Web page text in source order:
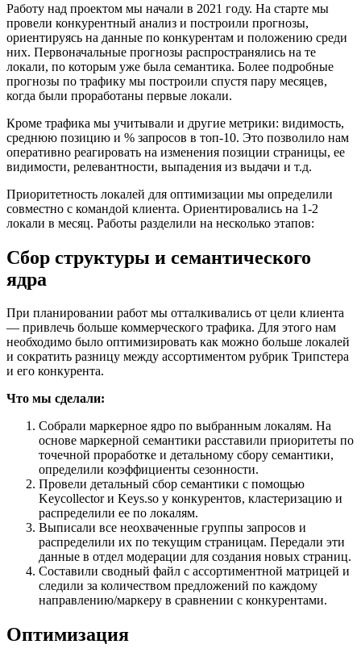
Работу над проектом мы начали в 2021 году. На старте мы
провели конкурентный анализ и построили прогнозы,
ориентируясь на данные по конкурентам и положению среди
них. Первоначальные прогнозы распространялись на те
локали, по которым уже была семантика. Более подробные
прогнозы по трафику мы построили спустя пару месяцев,
когда были проработаны первые локали.
Кроме трафика мы учитывали и другие метрики: видимость,
среднюю позицию и % запросов в топ-10. Это позволило нам
оперативно реагировать на изменения позиции страницы, ее
видимости, релевантности, выпадения из выдачи и т.д.
Приоритетность локалей для оптимизации мы определили
совместно с командой клиента. Ориентировались на 1-2
локали в месяц. Работы разделили на несколько этапов:
Сбор структуры и семантического
ядра
При планировании работ мы отталкивались от цели клиента
― привлечь больше коммерческого трафика. Для этого нам
необходимо было оптимизировать как можно больше локалей
и сократить разницу между ассортиментом рубрик Трипстера
и его конкурента.
Что мы сделали:
Собрали маркерное ядро по выбранным локалям. На
основе маркерной семантики расставили приоритеты по
точечной проработке и детальному сбору семантики,
определили коэффициенты сезонности.
Провели детальный сбор семантики с помощью
Keycollector и Keys.so у конкурентов, кластеризацию и
распределили ее по локалям.
Выписали все неохваченные группы запросов и
распределили их по текущим страницам. Передали эти
данные в отдел модерации для создания новых страниц.
Составили сводный файл с ассортиментной матрицей и
следили за количеством предложений по каждому
направлению/маркеру в сравнении с конкурентами.
Оптимизация